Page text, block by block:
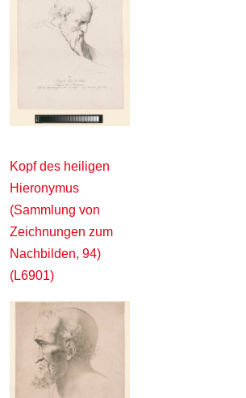
Kopf des heiligen
Hieronymus
(Sammlung von
Zeichnungen zum
Nachbilden, 94)
(L6901)